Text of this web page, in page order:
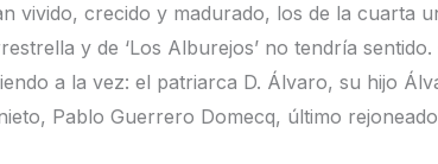
vivido, crecido y madurado, los de la cuarta
y de ‘Los Alburejos’ no tendría sentido.
a la vez: el patriarca D. Álvaro, su hijo
Pablo Guerrero Domecq, último